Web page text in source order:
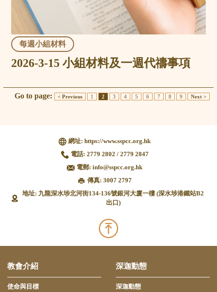
每週小組材料
2026-3-15 小組材料及一週代禱事項
Go to page: < Previous 1 2 3 4 5 6 7 8 9 Next >
網址: https://www.sspcc.org.hk
電話: 2779 2802 / 2779 2847
電郵: info@sspcc.org.hk
傳真: 3007 2797
地址: 九龍深水埗北河街134-136號銀河大廈一樓 (深水埗港鐵站B2
出口)
教會介紹
使命與目標
深迦動態
深迦動態